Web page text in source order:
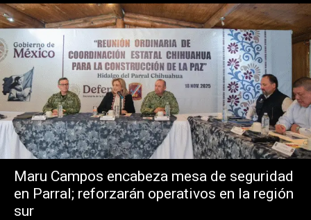
Maru Campos encabeza mesa de seguridad
en Parral; reforzarán operativos en la región
sur